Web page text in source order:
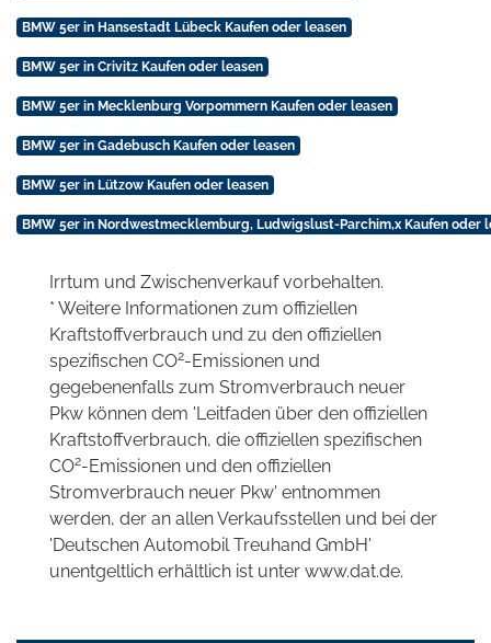
BMW 5er in Hansestadt Lübeck Kaufen oder leasen
BMW 5er in Crivitz Kaufen oder leasen
BMW 5er in Mecklenburg Vorpommern Kaufen oder leasen
BMW 5er in Gadebusch Kaufen oder leasen
BMW 5er in Lützow Kaufen oder leasen
BMW 5er in Nordwestmecklemburg, Ludwigslust-Parchim,x Kaufen oder
Irrtum und Zwischenverkauf vorbehalten.
* Weitere Informationen zum offiziellen
Kraftstoffverbrauch und zu den offiziellen
spezifischen CO2-Emissionen und
gegebenenfalls zum Stromverbrauch neuer
Pkw können dem 'Leitfaden über den offiziellen
Kraftstoffverbrauch, die offiziellen spezifischen
CO2-Emissionen und den offiziellen
Stromverbrauch neuer Pkw' entnommen
werden, der an allen Verkaufsstellen und bei der
'Deutschen Automobil Treuhand GmbH'
unentgeltlich erhältlich ist unter www.dat.de.